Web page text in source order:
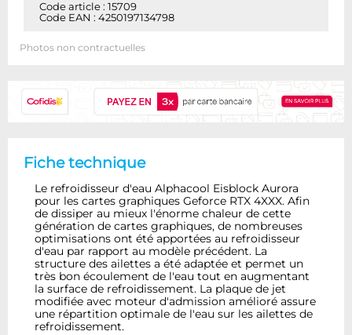
Code article : 15709
Code EAN : 4250197134798
Photos non contractuelles
Fiche technique
Le refroidisseur d'eau Alphacool Eisblock Aurora
pour les cartes graphiques Geforce RTX 4XXX. Afin
de dissiper au mieux l'énorme chaleur de cette
génération de cartes graphiques, de nombreuses
optimisations ont été apportées au refroidisseur
d'eau par rapport au modèle précédent. La
structure des ailettes a été adaptée et permet un
très bon écoulement de l'eau tout en augmentant
la surface de refroidissement. La plaque de jet
modifiée avec moteur d'admission amélioré assure
une répartition optimale de l'eau sur les ailettes de
refroidissement.